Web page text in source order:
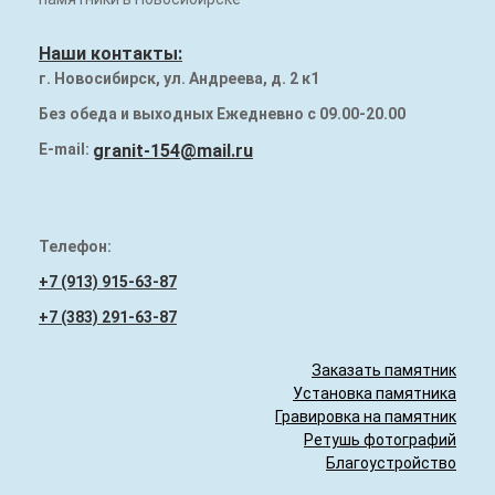
Памятники на могилу
Надгробия (плиты) на могилу
Гранитный бордюр
Наши контакты:
г. Новосибирск, ул. Андреева, д. 2 к1
Без обеда и выходных Ежедневно с 09.00-20.00
E-mail: granit-154@mail.ru
Телефон:
+7 (913) 915-63-87
+7 (383) 291-63-87
Заказать памятник
Установка памятника
Гравировка на памятник
Ретушь фотографий
Благоустройство